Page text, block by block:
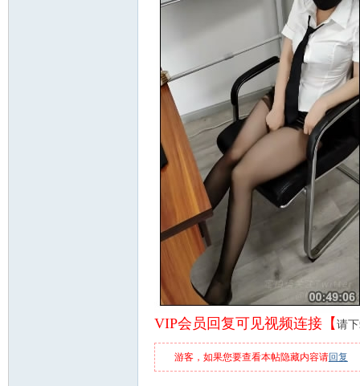
VIP会员回复可见视频连接【请
游客，如果您要查看本帖隐藏内容请回复